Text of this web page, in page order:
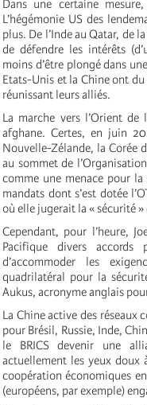
Dans une certaine
L’hégémonie US des
plus. De l’Inde au Qatar, de
de défendre les intérêts
moins d’être plongé dans
Etats-Unis et la Chine ont
réunissant leurs alliés.
La marche vers l’Orient de
afghane. Certes, en juin
Nouvelle-Zélande, la Corée
au sommet de
comme une menace pour
mandats dont s’est dotée
où elle jugerait la « sécurité »
Cependant, pour l’heure,
Pacifique divers accords
d’accommoder les
quadrilatéral pour la
Aukus, acronyme anglais
La Chine active des réseaux
pour Brésil, Russie, Inde,
le BRICS devenir une
actuellement les yeux doux
coopération économiques
(européens, par exemple)